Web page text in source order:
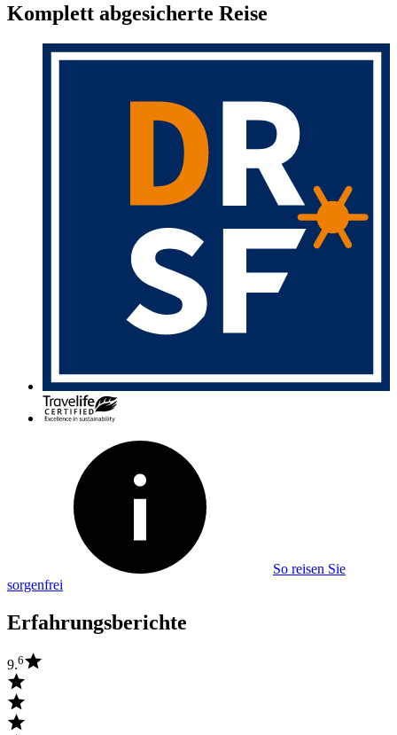
Komplett abgesicherte Reise
So reisen Sie
sorgenfrei
Erfahrungsberichte
9.6